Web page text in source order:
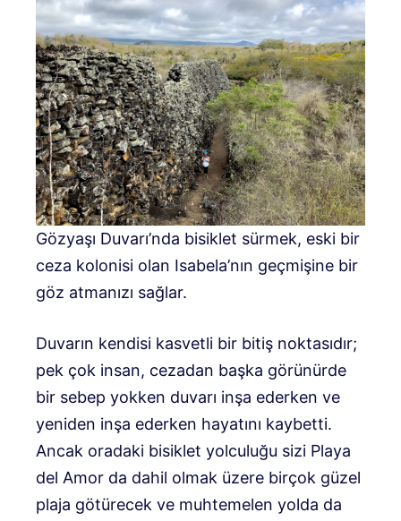
Gözyaşı Duvarı’nda bisiklet sürmek, eski bir
ceza kolonisi olan Isabela’nın geçmişine bir
göz atmanızı sağlar.
Duvarın kendisi kasvetli bir bitiş noktasıdır;
pek çok insan, cezadan başka görünürde
bir sebep yokken duvarı inşa ederken ve
yeniden inşa ederken hayatını kaybetti.
Ancak oradaki bisiklet yolculuğu sizi Playa
del Amor da dahil olmak üzere birçok güzel
plaja götürecek ve muhtemelen yolda da